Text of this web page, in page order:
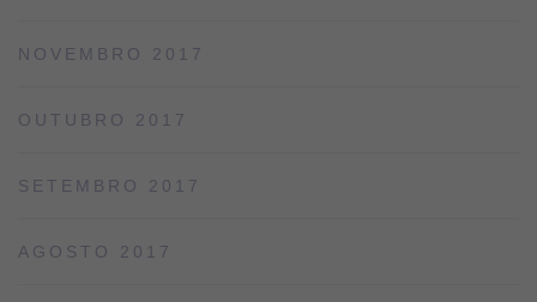
NOVEMBRO 2017
OUTUBRO 2017
SETEMBRO 2017
AGOSTO 2017